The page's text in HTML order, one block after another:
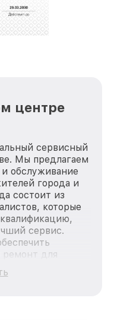
центре
сервисный
Мы предлагаем
обслуживание
города и
состоит из
которые
сервис.
ремонт для
Haier, вне
поломки. Мы